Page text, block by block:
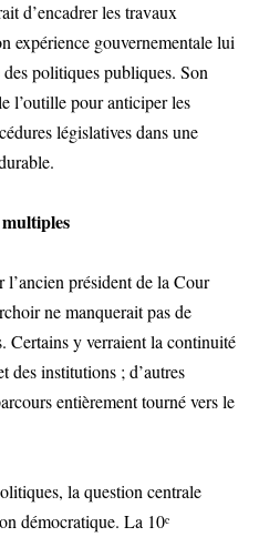
d’encadrer les travaux
expérience gouvernementale lui
politiques publiques. Son
l’outille pour anticiper les
législatives dans une
président de la Cour
ne manquerait pas de
Certains y verraient la continuité
des institutions ; d’autres
entièrement tourné vers le
la question centrale
démocratique. La 10ᵉ